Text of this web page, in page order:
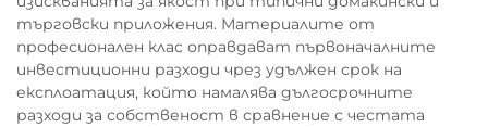
търговски приложения. Материалите от
професионален клас оправдават първоначалните
инвестиционни разходи чрез удължен срок на
експлоатация, който намалява дългосрочните
разходи за собственост в сравнение с честата